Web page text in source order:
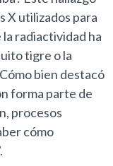
X utilizados para
la radiactividad ha
tigre o la
bien destacó
forma parte de
procesos
cómo